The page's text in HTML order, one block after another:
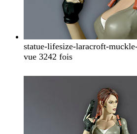
statue-lifesize-laracroft-
vue 3242 fois